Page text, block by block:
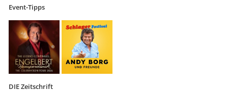
Event-Tipps
DIE Zeitschrift